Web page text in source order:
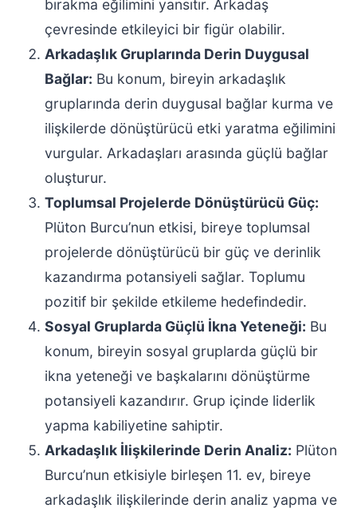
bırakma eğilimini yansıtır. Arkadaş
çevresinde etkileyici bir figür olabilir.
Arkadaşlık Gruplarında Derin Duygusal
Bağlar: Bu konum, bireyin arkadaşlık
gruplarında derin duygusal bağlar kurma ve
ilişkilerde dönüştürücü etki yaratma eğilimini
vurgular. Arkadaşları arasında güçlü bağlar
oluşturur.
Toplumsal Projelerde Dönüştürücü Güç:
Plüton Burcu’nun etkisi, bireye toplumsal
projelerde dönüştürücü bir güç ve derinlik
kazandırma potansiyeli sağlar. Toplumu
pozitif bir şekilde etkileme hedefindedir.
Sosyal Gruplarda Güçlü İkna Yeteneği: Bu
konum, bireyin sosyal gruplarda güçlü bir
ikna yeteneği ve başkalarını dönüştürme
potansiyeli kazandırır. Grup içinde liderlik
yapma kabiliyetine sahiptir.
Arkadaşlık İlişkilerinde Derin Analiz: Plüton
Burcu’nun etkisiyle birleşen 11. ev, bireye
arkadaşlık ilişkilerinde derin analiz yapma ve